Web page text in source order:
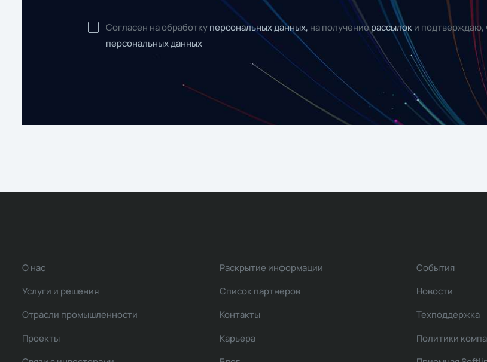
Согласен на обработку персональных данных, на получениерассылок и подтверждаю,
персональных данных
О нас
Услуги и решения
Отрасли промышленности
Проекты
Раскрытие информации
Список партнеров
Контакты
Карьера
События
Новости
Техподдержка
Политики